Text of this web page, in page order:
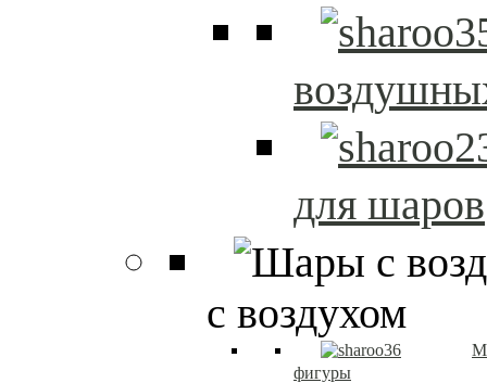
для шаров
с воздухом
фигуры